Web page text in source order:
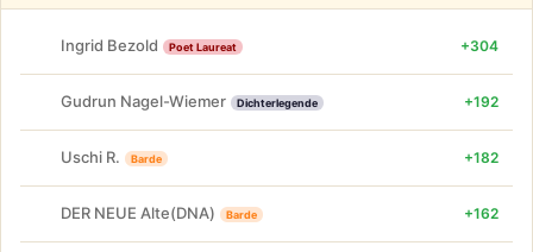
Ingrid Bezold Poet Laureat +304
Gudrun Nagel-Wiemer Dichterlegende +192
Uschi R. Barde +182
DER NEUE Alte(DNA) Barde +162